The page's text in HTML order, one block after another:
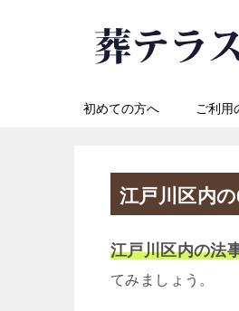
初めての方へ ご利用
江戸川区内
江戸川区内の法
てみましょう。